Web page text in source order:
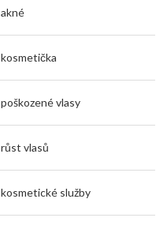
akné
kosmetička
poškozené vlasy
růst vlasů
kosmetické služby